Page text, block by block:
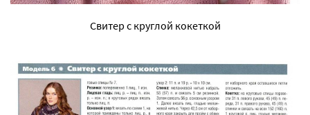
Свитер с круглой кокеткой